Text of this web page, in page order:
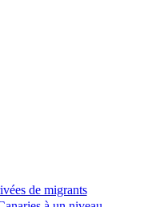
de migrants